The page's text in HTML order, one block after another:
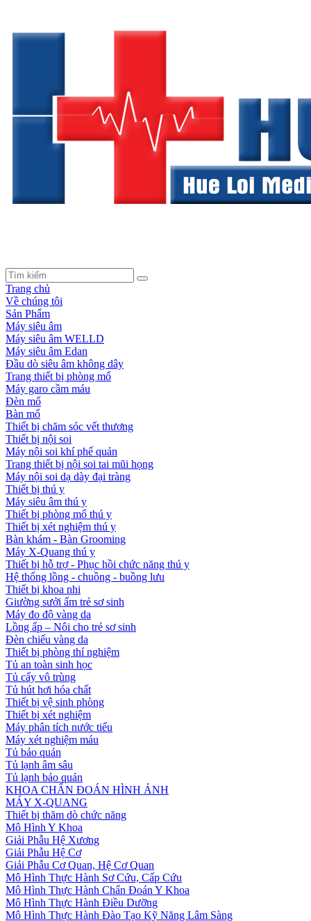
Trang chủ
Về chúng tôi
Sản Phẩm
Máy siêu âm
Máy siêu âm WELLD
Máy siêu âm Edan
Đầu dò siêu âm không dây
Trang thiết bị phòng mổ
Máy garo cầm máu
Đèn mổ
Bàn mổ
Thiết bị chăm sóc vết thương
Thiết bị nội soi
Máy nội soi khí phế quản
Trang thiết bị nội soi tai mũi họng
Máy nội soi dạ dày đại tràng
Thiết bị thú y
Máy siêu âm thú y
Thiết bị phòng mổ thú y
Thiết bị xét nghiệm thú y
Bàn khám - Bàn Grooming
Máy X-Quang thú y
Thiết bị hỗ trợ - Phục hồi chức năng thú y
Hệ thống lồng - chuồng - buồng lưu
Thiết bị khoa nhi
Giường sưởi ấm trẻ sơ sinh
Máy đo độ vàng da
Lồng ấp – Nôi cho trẻ sơ sinh
Đèn chiếu vàng da
Thiết bị phòng thí nghiệm
Tủ an toàn sinh học
Tủ cấy vô trùng
Tủ hút hơi hóa chất
Thiết bị vệ sinh phòng
Thiết bị xét nghiệm
Máy phân tích nước tiểu
Máy xét nghiệm máu
Tủ bảo quản
Tủ lạnh âm sâu
Tủ lạnh bảo quản
KHOA CHẨN ĐOÁN HÌNH ẢNH
MÁY X-QUANG
Thiết bị thăm dò chức năng
Mô Hình Y Khoa
Giải Phẫu Hệ Xương
Giải Phẫu Hệ Cơ
Giải Phẫu Cơ Quan, Hệ Cơ Quan
Mô Hình Thực Hành Sơ Cứu, Cấp Cứu
Mô Hình Thực Hành Chẩn Đoán Y Khoa
Mô Hình Thực Hành Điều Dưỡng
Mô Hình Thực Hành Đào Tạo Kỹ Năng Lâm Sàng